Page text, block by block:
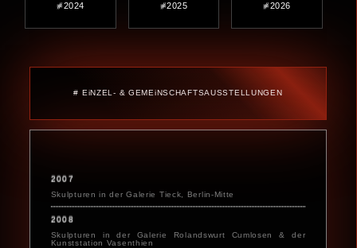
⧣2024 ⧣2025 ⧣2026
# EiNZEL- & GEMEiNSCHAFTS­AUSSTELLUNGEN
2007
Skulpturen in der Galerie Tieck, Berlin-Mitte
2008
Skulpturen in der Galerie Rolandswurt Cumlosen & der
Kunststation Vasenthien